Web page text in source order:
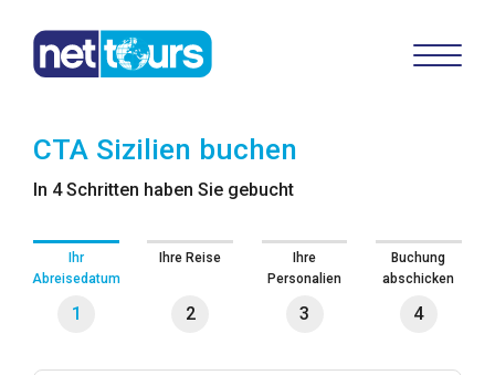
CTA Sizilien buchen
In 4 Schritten haben Sie gebucht
1
Ihr
Abreisedatum
2
Ihre Reise
3
Ihre
Personalien
4
Buchung
abschicken